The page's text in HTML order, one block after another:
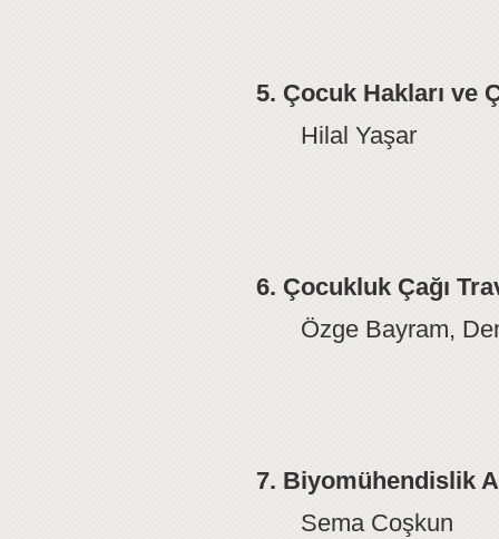
5. Çocuk Hakları ve
Hilal Yaşar
6. Çocukluk Çağı
Özge Bayram,
7. Biyomühendislik
Sema Coşkun